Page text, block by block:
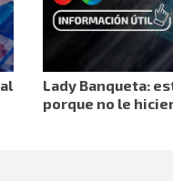
Lady Banqueta:
porque no le